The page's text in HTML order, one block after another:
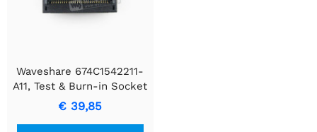
Waveshare 674C1542211-
A11, Test & Burn-in Socket
€ 39,85